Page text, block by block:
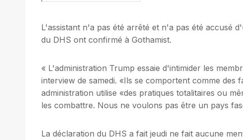
L'assistant n'a pas été arrêté et n'a pas été accusé
du DHS ont confirmé à Gothamist.
« L'administration Trump essaie d'intimider les
interview de samedi. «Ils se comportent comme des
administration utilise «des pratiques totalitaires ou
les combattre. Nous ne voulons pas être un pays
La déclaration du DHS a fait jeudi ne fait aucune